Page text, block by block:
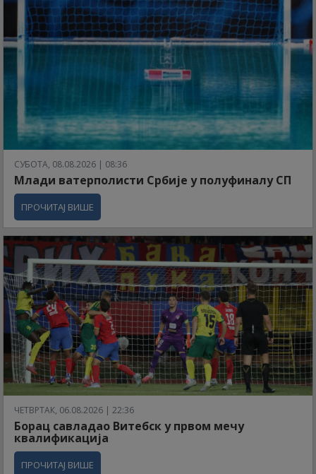
СУБОТА, 08.08.2026 | 08:36
Млади ватерполисти Србије у полуфиналу СП
ПРОЧИТАЈ ВИШЕ
ЧЕТВРТАК, 06.08.2026 | 22:36
Борац савладао Витебск у првом мечу
квалификација
ПРОЧИТАЈ ВИШЕ